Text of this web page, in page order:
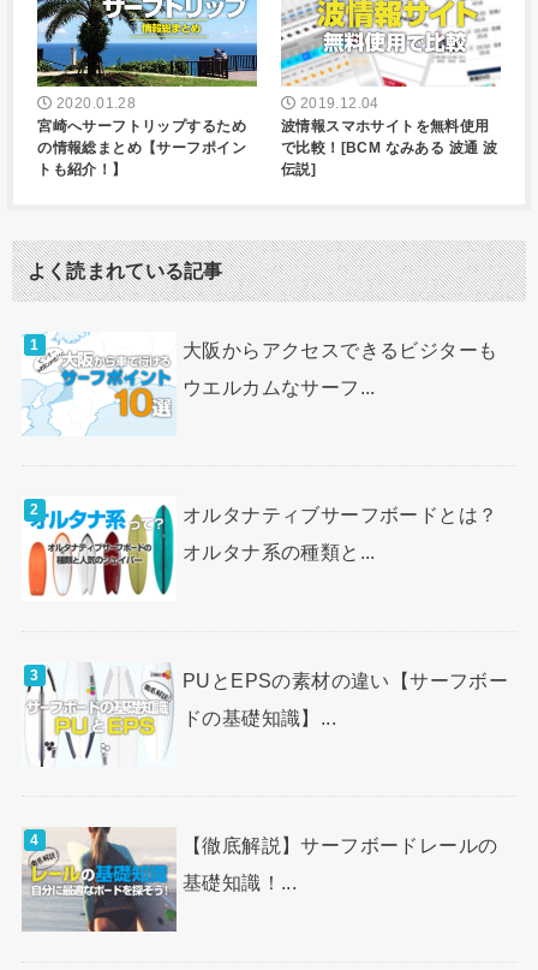
2020.01.28
宮崎へサーフトリップするため
の情報総まとめ【サーフポイン
トも紹介！】
2019.12.04
波情報スマホサイトを無料使用
で比較！[BCM なみある 波通 波
伝説]
よく読まれている記事
大阪からアクセスできるビジターも
ウエルカムなサーフ...
オルタナティブサーフボードとは？
オルタナ系の種類と...
PUとEPSの素材の違い【サーフボー
ドの基礎知識】...
【徹底解説】サーフボードレールの
基礎知識！...